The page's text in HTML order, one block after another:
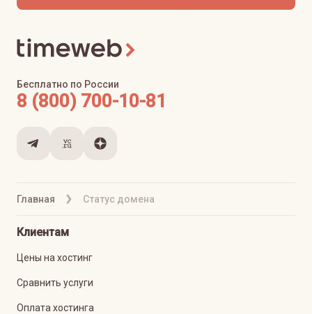
Главная Статус домена
Бесплатно по России
8 (800) 700-10-81
Клиентам
Цены на хостинг
Сравнить услуги
Оплата хостинга